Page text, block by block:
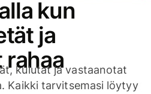
kun
ja
kulutat ja vastaanotat
Kaikki tarvitsemasi löytyy